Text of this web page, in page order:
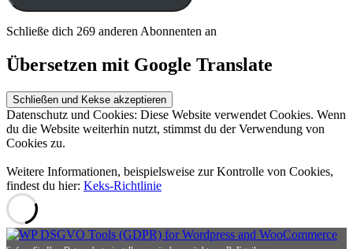
Schließe dich 269 anderen Abonnenten an
Übersetzen mit Google Translate
Datenschutz und Cookies: Diese Website verwendet Cookies. Wenn
du die Website weiterhin nutzt, stimmst du der Verwendung von
Cookies zu.
Weitere Informationen, beispielsweise zur Kontrolle von Cookies,
findest du hier: Keks-Richtlinie